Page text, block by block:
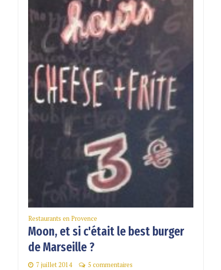
Restaurants en Provence
Moon, et si c'était le best burger
de Marseille ?
7 juillet 2014 5 commentaires